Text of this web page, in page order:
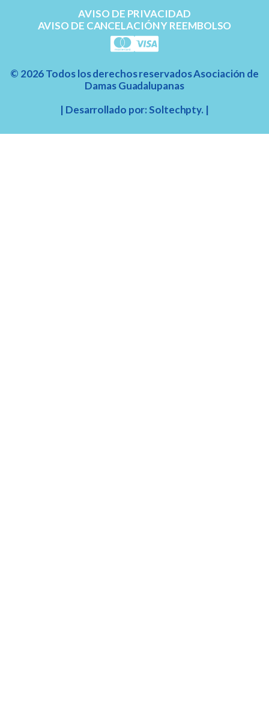
AVISO DE PRIVACIDAD
AVISO DE CANCELACIÓN Y REEMBOLSO
© 2026Todos los derechos reservados Asociación de
Damas Guadalupanas
| Desarrollado por: Soltechpty. |